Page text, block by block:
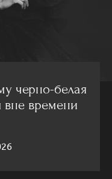
черно-белая
вне времени